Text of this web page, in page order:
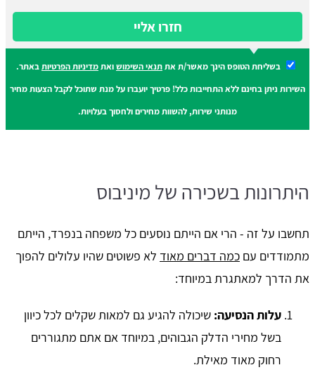
חזרו אליי
בשליחת הטופס הינך מאשר/ת אתתנאי השימושואתמדיניות הפרטיותבאתר.
השירות ניתן בחינם ללא התחייבות כלל! פרטיך יועברו על מנת שתוכל לקבל הצעות מחיר
מנותני שירות, להשוות מחירים ולחסוך בעלויות.
היתרונות בשכירה של מיניבוס
תחשבו על זה - הרי אם הייתם נוסעים כל משפחה בנפרד, הייתם
מתמודדים עם כמה דברים מאוד לא פשוטים שהיו עלולים להפוך
את הדרך למאתגרת במיוחד:
עלות הנסיעה: שיכולה להגיע גם למאות שקלים לכל כיוון
בשל מחירי הדלק הגבוהים, במיוחד אם אתם מתגוררים
רחוק מאוד מאילת.